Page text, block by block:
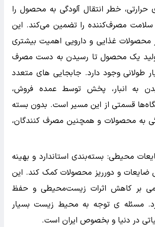
حرارتی، خطر انتقال آلودگی به محصول را
مصرف‌کننده را تضمین می‌کند. این
محصولات غذایی و دارویی اهمیت بیشتری
یک محصول تا رسیدن به دست مصرف
طولانی وجود دارد. جابجایی های متعدد
به انبار، پخش توسط عمده فروش،
قسمتی از این مسیر است. بدون بسته
به محصولات و همچنین مصرف کنندگان،
محیطی: بسته‌بندی استاندارد و بهینه
ضایعات و دورریز محصولات کمک کند. این
بر کاهش اثرات زیست‌محیطی و حفظ
مسئله ی توجه به محیط زیست بسیار
در دنیا و بخصوص ایران است.